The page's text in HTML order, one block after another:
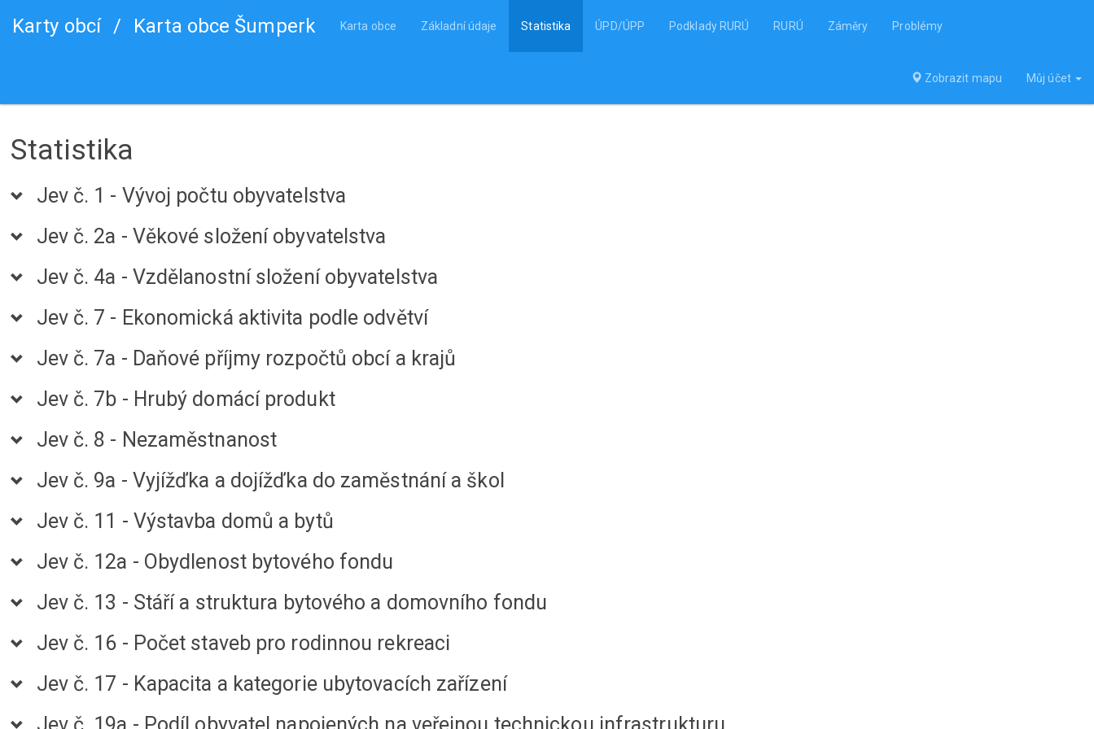
Karty obcí / Karta obce Šumperk Karta obce Základní údaje Statistika ÚPD/ÚPP Podklady RURÚ RURÚ Záměry Problémy
Zobrazit mapu Můj účet
Statistika
Jev č. 1 - Vývoj počtu obyvatelstva
Jev č. 2a - Věkové složení obyvatelstva
Jev č. 4a - Vzdělanostní složení obyvatelstva
Jev č. 7 - Ekonomická aktivita podle odvětví
Jev č. 7a - Daňové příjmy rozpočtů obcí a krajů
Jev č. 7b - Hrubý domácí produkt
Jev č. 8 - Nezaměstnanost
Jev č. 9a - Vyjížďka a dojížďka do zaměstnání a škol
Jev č. 11 - Výstavba domů a bytů
Jev č. 12a - Obydlenost bytového fondu
Jev č. 13 - Stáří a struktura bytového a domovního fondu
Jev č. 16 - Počet staveb pro rodinnou rekreaci
Jev č. 17 - Kapacita a kategorie ubytovacích zařízení